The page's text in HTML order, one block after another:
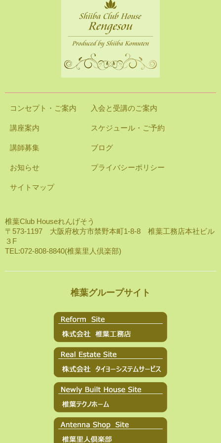
コンセプト・ご案内 入会と受講のご案内
講座案内 スケジュール・ご予約
講師募集 ブログ
お知らせ プライバシーポリシー
サイトマップ
椎葉Club Houseれんげそう
〒573-1197 大阪府枚方市禁野本町1-8-8 椎葉工務店本社ビル
３F
TEL:072-808-8840(椎葉里人倶楽部)
椎葉グループサイト